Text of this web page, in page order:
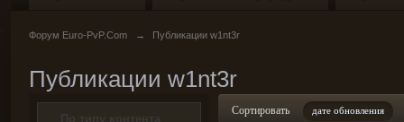
Форум Euro-PvP.Com → Публикации w1nt3r
Публикации w1nt3r
По типу контента
Сортировать дате обновления